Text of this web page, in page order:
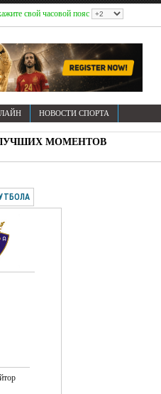
свой часовой пояс
НОВОСТИ СПОРТА
ЛУЧШИХ МОМЕНТОВ